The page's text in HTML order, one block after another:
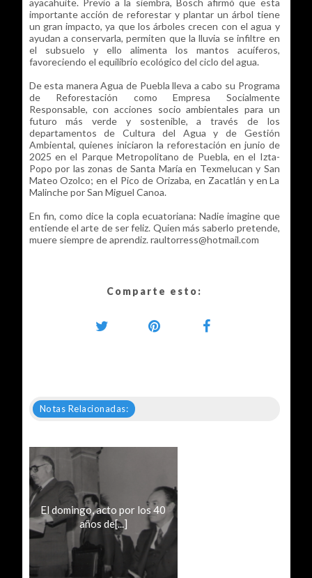
ayacahuite. Previo a la siembra, Bosch afirmó que esta
importante acción de reforestar y plantar un árbol tiene
un gran impacto, ya que los árboles crecen con el agua y
ayudan a conservarla, permiten que la lluvia se infiltre en
el subsuelo y ello alimenta los mantos acuíferos,
favoreciendo el equilibrio ecológico del ciclo del agua.
De esta manera Agua de Puebla lleva a cabo su Programa
de Reforestación como Empresa Socialmente
Responsable, con acciones socio ambientales para un
futuro más verde y sostenible, a través de los
departamentos de Cultura del Agua y de Gestión
Ambiental, quienes iniciaron la reforestación en junio de
2025 en el Parque Metropolitano de Puebla, en el Izta-
Popo por las zonas de Santa María en Texmelucan y San
Mateo Ozolco; en el Pico de Orizaba, en Zacatlán y en La
Malinche por San Miguel Canoa.
En fin, como dice la copla ecuatoriana: Nadie imagine que
entiende el arte de ser feliz. Quien más saberlo pretende,
muere siempre de aprendiz. raultorress@hotmail.com
Comparte esto:
Notas Relacionadas:
El domingo, acto por los 40
años de[...]